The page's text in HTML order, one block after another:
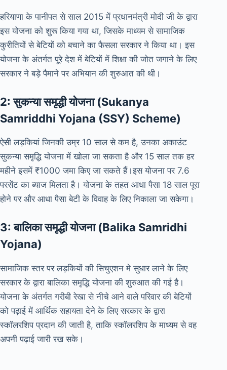
हरियाणा के पानीपत से साल 2015 में प्रधानमंत्री मोदी जी के द्वारा
इस योजना को शुरू किया गया था, जिसके माध्यम से सामाजिक
कुरीतियों से बेटियों को बचाने का फैसला सरकार ने किया था। इस
योजना के अंतर्गत पूरे देश में बेटियों में शिक्षा की जोत जगाने के लिए
सरकार ने बड़े पैमाने पर अभियान की शुरुआत की थी।
2: सुकन्या समृद्धी योजना (Sukanya
Samriddhi Yojana (SSY) Scheme)
ऐसी लड़कियां जिनकी उम्र 10 साल से कम है, उनका अकाउंट
सुकन्या समृद्धि योजना में खोला जा सकता है और 15 साल तक हर
महीने इसमें ₹1000 जमा किए जा सकते हैं।‌इस योजना पर 7.6
परसेंट का ब्याज मिलता है। योजना के तहत आधा पैसा 18 साल पूरा
होने पर और आधा पैसा बेटी के विवाह के लिए निकाला जा सकेगा।
3: बालिका समृद्धी योजना (Balika Samridhi
Yojana)
सामाजिक स्तर पर लड़कियों की सिचुएशन मे सुधार लाने के लिए
सरकार के द्वारा बालिका समृद्धि योजना की शुरुआत की गई है।
योजना के अंतर्गत गरीबी रेखा से नीचे आने वाले परिवार की बेटियों
को पढ़ाई में आर्थिक सहायता देने के लिए सरकार के द्वारा
स्कॉलरशिप प्रदान की जाती है, ताकि स्कॉलरशिप के माध्यम से वह
अपनी पढ़ाई जारी रख सके।